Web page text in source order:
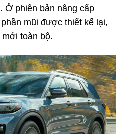
Ở phiên bản nâng cấp
mũi được thiết kế lại,
toàn bộ.